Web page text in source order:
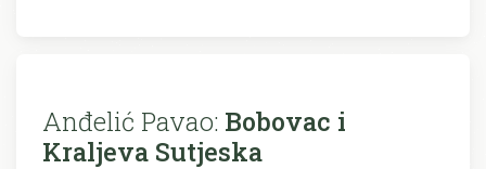
Anđelić Pavao: Bobovac i
Kraljeva Sutjeska